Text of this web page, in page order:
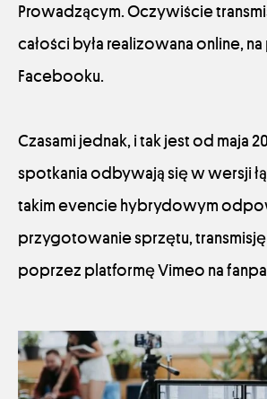
Prowadzącym. Oczywiście
całości była realizowana online, na
Facebooku.
Czasami jednak, i tak jest od maja
spotkania odbywają się w wersji
takim evencie hybrydowym
przygotowanie sprzętu,
poprzez platformę Vimeo na